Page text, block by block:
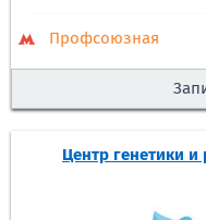
Профсоюзная
Центр генетики